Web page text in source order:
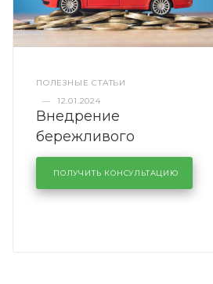
ПОЛЕЗНЫЕ СТАТЬИ
—
12.01.2024
Внедрение
бережливого
производства в
кузовном сервисе
KUTUZOVV
ПОЛУЧИТЬ КОНСУЛЬТАЦИЮ